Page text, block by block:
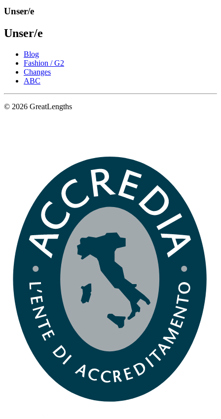
Unser/e
Unser/e
Blog
Fashion / G2
Changes
ABC
© 2026 GreatLengths